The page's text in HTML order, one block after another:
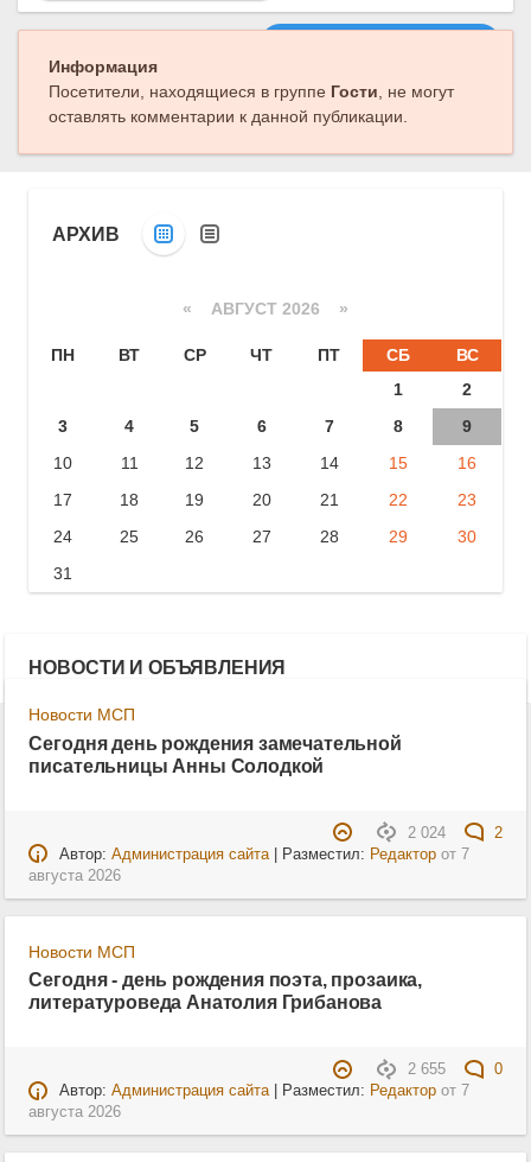
Информация
Посетители, находящиеся в группе Гости , не могут
оставлять комментарии к данной публикации.
АРХИВ
« АВГУСТ 2026 »
ПН ВТ СР ЧТ ПТ СБ
ВС
1
2
3
4 5 6 7 8
9
10
11 12 13 14 15
16
17
18 19 20 21 22
23
24
25 26 27 28 29
30
31
НОВОСТИ И ОБЪЯВЛЕНИЯ
Новости МСП
Сегодня день рождения замечательной
писательницы Анны Солодкой
2 024
2
Автор: Администрация сайта| Разместил: Редакторот 7
августа 2026
Новости МСП
Сегодня - день рождения поэта, прозаика,
литературоведа Анатолия Грибанова
2 655
0
Автор: Администрация сайта| Разместил: Редакторот 7
августа 2026